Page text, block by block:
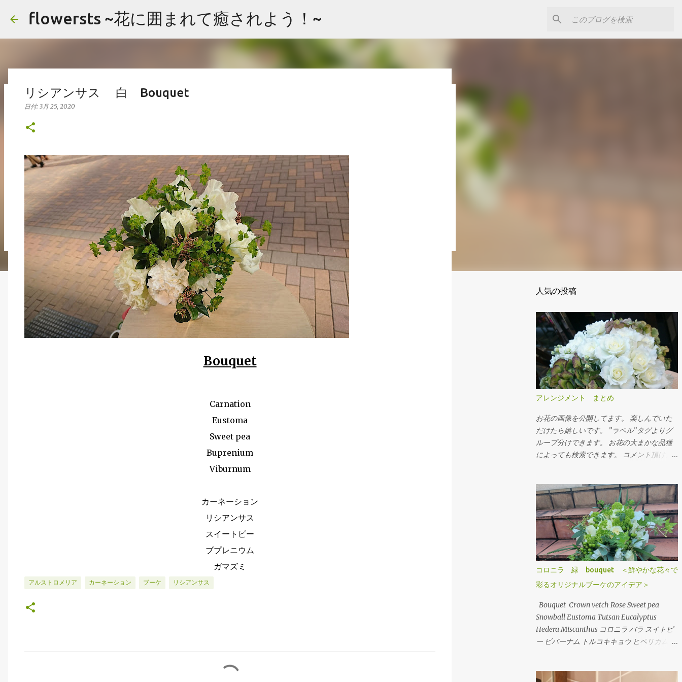
スキップしてメイン コンテンツに移動
flowersts ~花に囲まれて癒されよう！~
アレンジメント まとめ
日付:
よっても検索できます。 コメント頂けましたらお好きな画像をご自由にお使いくださいませ。 Arrangement Rose stock
Hydrangea バラ（ティネケ） ストック アジサイ Arrangement Tulips Cherry tree Carnation Viburnum Buprenium チュー
リップ サクラコマチ カーネーション ガマズミ ブプレニウム Arrangement Oriental-Hybrids Lithianus Anthrum Buprenium
Japanese andromeda Alchemilla オリエンタルユリ（シベリア） リシアンサス アンスリューム ブプレニウム アセビ アルケミラ
Arrangement Tulips Sweet pea Carnation Hypericum Green bell Pink Jasmine Leather fan チューリップ スイトピー カー
ネーション ヒペリカム グリーンベル ハゴロモジャスミン レザーファン Arrangement Rose (Eve Piazze) Symphoricarpos
albus Grape ivy バラ（イヴピアチェ） シンフォリカルフォス グレープアイビー Arrangement Rose Carnation Eustoma
Sankirai Hagoromo Jasmine Geranium バラ（イヴピアチェ） カーネーション トルコキキョウ サンキライ ハゴロモジャスミン
ゼラニューム Arrangement Rose Ammi visnaga（Green Mist） buprenium tulip c...
リシアンサス 白 Bouquet
日付: 3月 25, 2020
Bouquet
Carnation
Eustoma
Sweet pea
Buprenium
Viburnum
カーネーション
リシアンサス
スイートピー
ブプレニウム
ガマズミ
アルストロメリア カーネーション ブーケ リシアンサス
人気の投稿
アレンジメント まとめ
お花の画像を公開してます。 楽しんでいた
だけたら嬉しいです。 ”ラベル”タグよりグ
ループ分けできます。 お花の大まかな品種
によっても検索できます。 コメント頂けま
Hydrangea バラ（ティネケ） ストック アジ
サイ Arrangement Tulips Cherry tree
Carnation Viburnum Buprenium チューリッ
プ サクラコマチ カーネーション ガマズミ ブ
プレニウム Arrangement Oriental-Hybrids
Lithianus Anthrum Buprenium Japanese
andromeda Alchemilla オリエンタルユリ
（シベリア） リシアンサス アンスリューム
ブプレニウム アセビ アルケミラ
Arrangement Tulips Sweet pea Carnation
Hypericum Green bell Pink Jasmine Leather
fan チューリップ スイトピー カーネーショ
ン ヒペリカム グリーンベル ハゴロモジャス
ラ（イヴピアチェ） シンフォリカルフォス
コロニラ 緑 bouquet ＜鮮やかな花々で
彩るオリジナルブーケのアイデア＞
Bouquet Crown vetch Rose Sweet pea
Snowball Eustoma Tutsan Eucalyptus
Hedera Miscanthus コロニラ バラ スイトピ
ー ビバーナム トルコキキョウ ヒペリカム ユ